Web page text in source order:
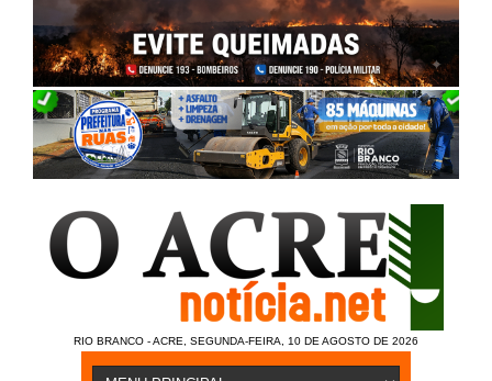
RIO BRANCO - ACRE, SEGUNDA-FEIRA, 10 DE AGOSTO DE 2026